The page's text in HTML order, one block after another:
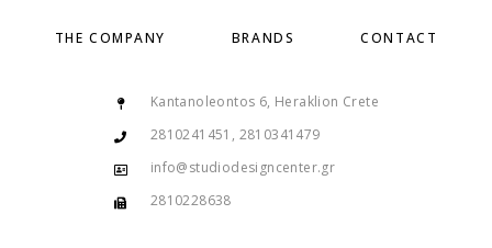
THE COMPANY BRANDS CONTACT
Kantanoleontos 6, Heraklion Crete
2810241451, 2810341479
info@studiodesigncenter.gr
2810228638